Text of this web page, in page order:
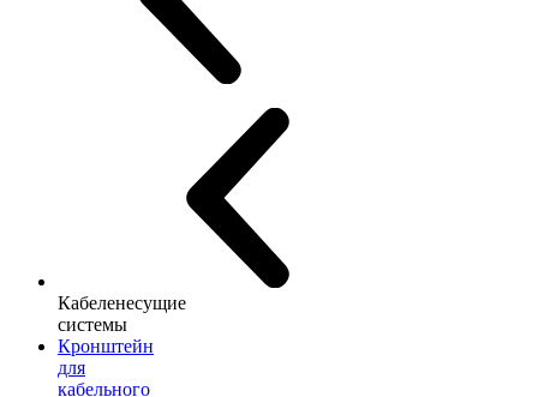
Кабеленесущие
системы
Кронштейн
для
кабельного